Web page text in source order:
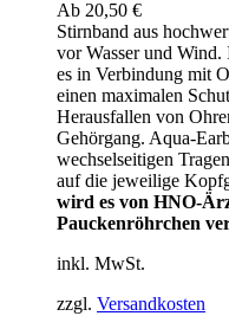
Ab 20,50 €
Stirnband aus
vor Wasser und
es in Verbindung mit
einen maximalen
Herausfallen von
Gehörgang. Aqua-
wechselseitigen
auf die jeweilige
wird es von HNO-
Pauckenröhrchen
inkl. MwSt.
zzgl. Versandkosten